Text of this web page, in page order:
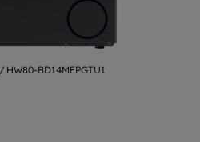
HW80-BD14MEPGTU1